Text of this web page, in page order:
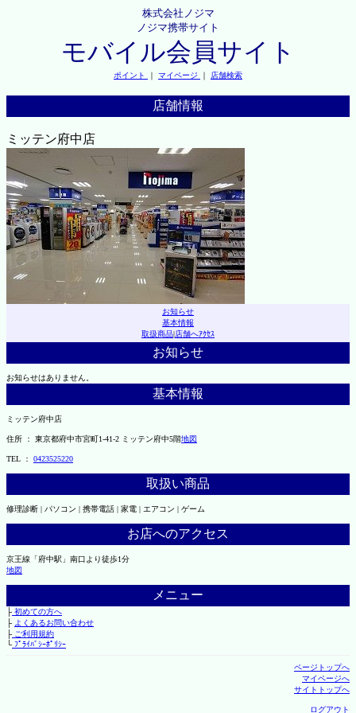
株式会社ノジマ
ノジマ携帯サイト
モバイル会員サイト
ポイント ｜ マイページ ｜ 店舗検索
店舗情報
ミッテン府中店
お知らせ
基本情報
取扱商品|店舗へｱｸｾｽ
お知らせ
お知らせはありません。
基本情報
ミッテン府中店
住所 ： 東京都府中市宮町1-41-2 ミッテン府中5階地図
TEL ： 0423525220
取扱い商品
修理診断 | パソコン | 携帯電話 | 家電 | エアコン | ゲーム
お店へのアクセス
京王線「府中駅」南口より徒歩1分
地図
メニュー
├初めての方へ
├ よくあるお問い合わせ
├ご利用規約
└ﾌﾟﾗｲﾊﾞｼｰﾎﾟﾘｼｰ
ページトップへ
マイページへ
サイトトップへ
ログアウト